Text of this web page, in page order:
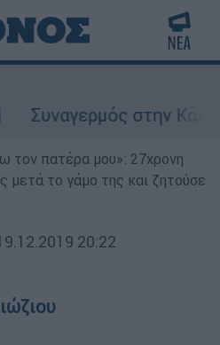
στην Κάρπαθο:
τον πατέρα μου»: 27χρονη
μετά το γάμο της και ζητούσε
20:22